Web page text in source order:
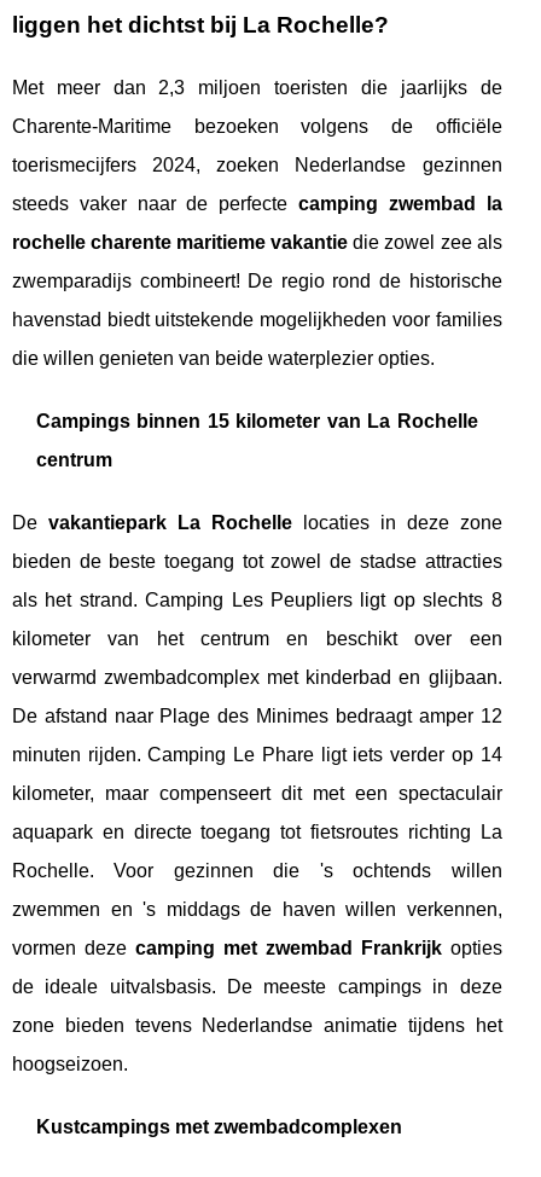
liggen het dichtst bij La Rochelle?
Met meer dan 2,3 miljoen toeristen die jaarlijks de
Charente-Maritime bezoeken volgens de officiële
toerismecijfers 2024, zoeken Nederlandse gezinnen
steeds vaker naar de perfecte camping zwembad la
rochelle charente maritieme vakantie die zowel zee als
zwemparadijs combineert! De regio rond de historische
havenstad biedt uitstekende mogelijkheden voor families
die willen genieten van beide waterplezier opties.
Campings binnen 15 kilometer van La Rochelle
centrum
De vakantiepark La Rochellelocaties in deze zone
bieden de beste toegang tot zowel de stadse attracties
als het strand. Camping Les Peupliers ligt op slechts 8
kilometer van het centrum en beschikt over een
verwarmd zwembadcomplex met kinderbad en glijbaan.
De afstand naar Plage des Minimes bedraagt amper 12
minuten rijden. Camping Le Phare ligt iets verder op 14
kilometer, maar compenseert dit met een spectaculair
aquapark en directe toegang tot fietsroutes richting La
Rochelle. Voor gezinnen die 's ochtends willen
zwemmen en 's middags de haven willen verkennen,
vormen deze camping met zwembad Frankrijkopties
de ideale uitvalsbasis. De meeste campings in deze
zone bieden tevens Nederlandse animatie tijdens het
hoogseizoen.
Kustcampings met zwembadcomplexen